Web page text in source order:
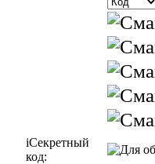
iСекретный
код: